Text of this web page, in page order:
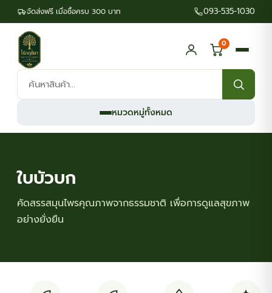
จัดส่งฟรี เมื่อซื้อครบ 300 บาท 093-535-1030
ค้นหา
สินค้า:
0
หมวดหมู่ทั้งหมด
ใบบัวบก
คัดสรรสมุนไพรคุณภาพจากธรรมชาติ เพื่อการดูแลสุขภาพ
อย่างยั่งยืน